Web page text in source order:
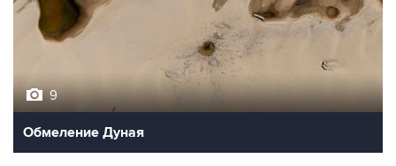
9
Обмеление Дуная